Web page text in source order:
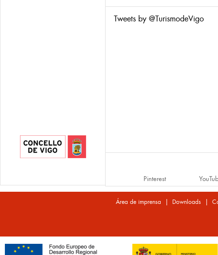
Tweets by @TurismodeVigo
Pinterest
Área de imprensa | Downloads |